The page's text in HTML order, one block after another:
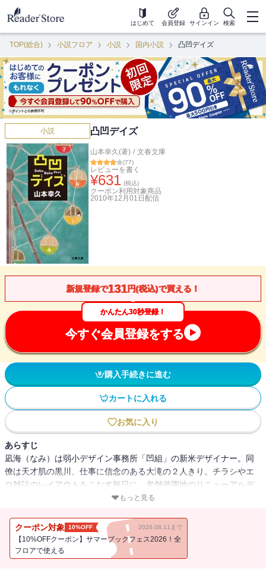
はじめて 会員登録 サインイン 検索
TOP(総合) 小説フロア 小説 国内小説 凸凹デイズ
小説 凸凹デイズ
山本幸久(著) / 文春文庫
(77)
レビューを書く
¥631 (税込)
クーポン利用対象商品
2010年12月01日 配信
新規登録で131 円(税込)で買える！
かんたん30秒登録！
今すぐ会員登録をする
購入手続きに進む
カートに入れる
お気に入り
あらすじ
凪海（なみ）は弱小デザイン事務所「凹組」の新米デザイナー。同
僚は天才肌の黒川、仕事に信念のある大滝の２人きり。チラシやエ
ロ雑誌のレイアウトをこなす毎日に、老舗遊園地のリニューアルデ
ザインのコンペという一大チャンスが舞い込んだ。凪海はずっと暖
コンペのライバルはやり手美女社長が率いる気鋭のデザイン事務所
だが、事態は意外な方向へ…。コミカルでちょっと切ない青春仕事
小説！
もっと見る
クーポン対象 10%OFF 2026.08.11まで
【10%OFFクーポン】サマーブックフェス2026！全
フロアで使える
新刊通知